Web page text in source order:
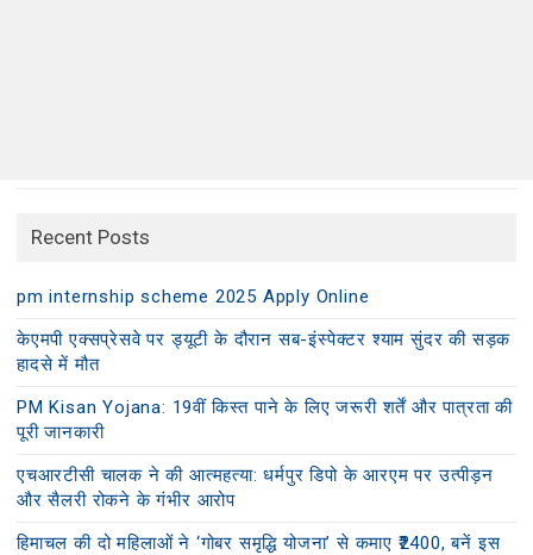
Recent Posts
pm internship scheme 2025 Apply Online
केएमपी एक्सप्रेसवे पर ड्यूटी के दौरान सब-इंस्पेक्टर श्याम सुंदर की सड़क
हादसे में मौत
PM Kisan Yojana: 19वीं किस्त पाने के लिए जरूरी शर्तें और पात्रता की
पूरी जानकारी
एचआरटीसी चालक ने की आत्महत्या: धर्मपुर डिपो के आरएम पर उत्पीड़न
और सैलरी रोकने के गंभीर आरोप
हिमाचल की दो महिलाओं ने ‘गोबर समृद्धि योजना’ से कमाए ₹2400, बनें इस